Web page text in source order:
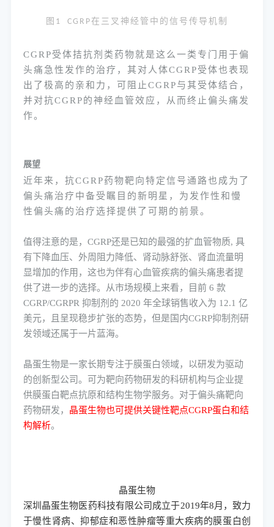
图 1 CGRP在三叉神经管中的信号传导机制
CGRP受体拮抗剂类药物就是这么一类专门用于偏
头痛急性发作的治疗，其对人体CGRP受体也表现
出了极高的亲和力，可阻止CGRP与其受体结合，
并对抗CGRP的神经血管效应，从而终止偏头痛发
作。
展望
近年来，抗CGRP药物靶向特定信号通路也成为了
偏头痛治疗中备受瞩目的新明星，为发作性和慢
性偏头痛的治疗选择提供了可期的前景。
值得注意的是， CGRP还是已知的最强的扩血管物质, 具
有下降血压、外周阻力降低、肾动脉舒张、肾血流量明
显增加的作用，这也为伴有心血管疾病的偏头痛患者提
供了进一步的选择。从市场规模上来看，目前 6 款
CGRP/CGRPR 抑制剂的 2020 年全球销售收入为 12.1 亿
美元，且呈现稳步扩张的态势，但是国内CGRP抑制剂研
发领域还属于一片蓝海。
晶蛋生物是一家长期专注于膜蛋白领域，以研发为驱动
的创新型公司。可为靶向药物研发的科研机构与企业提
供膜蛋白靶点抗原和结构生物学服务。对于偏头痛靶向
药物研发， 晶蛋生物也可提供关键性靶点CGRP蛋白和结
构解析。
晶蛋生物
深圳晶蛋生物医药科技有限公司成立于2019年8月，致力
于慢性肾病、抑郁症和恶性肿瘤等重大疾病的膜蛋白创